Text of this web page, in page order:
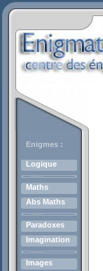
Enigmes :
Logique
Maths
Abs Maths
Paradoxes
Imagination
Images